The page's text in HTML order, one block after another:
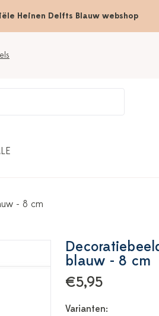
Heinen Delfts Blauw webshop
- 8 cm
blauw - 8 cm
€5,95
Varianten: